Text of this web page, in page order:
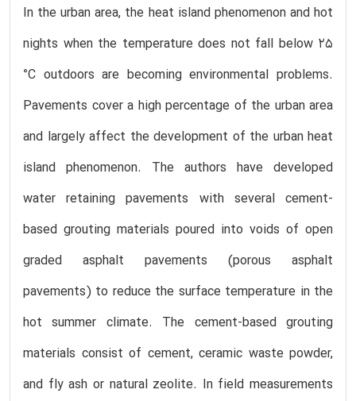
In the urban area, the heat island phenomenon and hot
nights when the temperature does not fall below 25
°C outdoors are becoming environmental problems.
Pavements cover a high percentage of the urban area
and largely affect the development of the urban heat
island phenomenon. The authors have developed
water retaining pavements with several cement-
based grouting materials poured into voids of open
graded asphalt pavements (porous asphalt
pavements) to reduce the surface temperature in the
hot summer climate. The cement-based grouting
materials consist of cement, ceramic waste powder,
and fly ash or natural zeolite. In field measurements